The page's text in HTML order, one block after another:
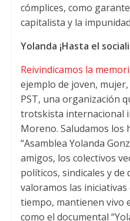
cómplices, como
capitalista y la
Yolanda ¡Hasta el
Reivindicamos la
ejemplo de joven,
PST, una organización
trotskista internacional
Moreno. Saludamos los
“Asamblea Yolanda
amigos, los colectivos
políticos, sindicales y de
valoramos las
tiempo, mantienen vivo
como el documental